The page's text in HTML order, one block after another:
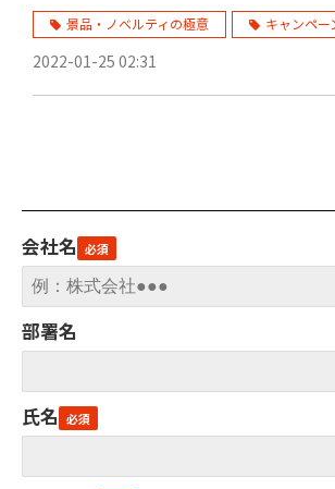
景品・ノベルティの極意 キャンペー
2022-01-25 02:31
会社名
部署名
氏名